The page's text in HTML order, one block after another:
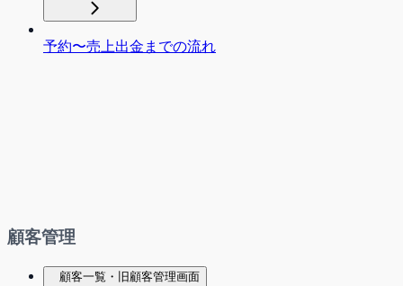
予約〜売上出金までの流れ
顧客管理
顧客一覧・旧顧客管理画面